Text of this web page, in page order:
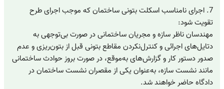
7. اجرای نامناسب اسکلت بتونی ساختمان که موجب اجرای طرح
تقویت شود:
مهندسان ناظر سازه و مجریان ساختمانی در صورت بی‌توجهی به
دتایل‌های اجرائی و کنترل‌نکردن مقاطع بتونی قبل از بتون‌ریزی و عدم
صدور دستور کار و گزارش‌های به‌موقع، در صورت بروز حوادث ساختمانی
مانند نشست سازه، به‌عنوان یکی از مقصران نشست ساختمان در
دادگاه حاضر خواهند شد.